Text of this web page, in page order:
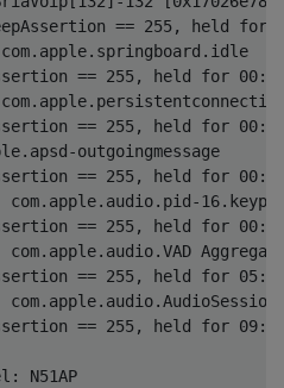
== 255, held for
== 255, held for
== 255, held for
outgoingmessage
== 255, held for
com.apple.audio.pid-
== 255, held for
com.apple.audio.VAD
== 255, held for
== 255, held for
N51AP